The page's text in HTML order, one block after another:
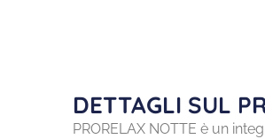
DETTAGLI SUL
PRORELAX NOTTE è un